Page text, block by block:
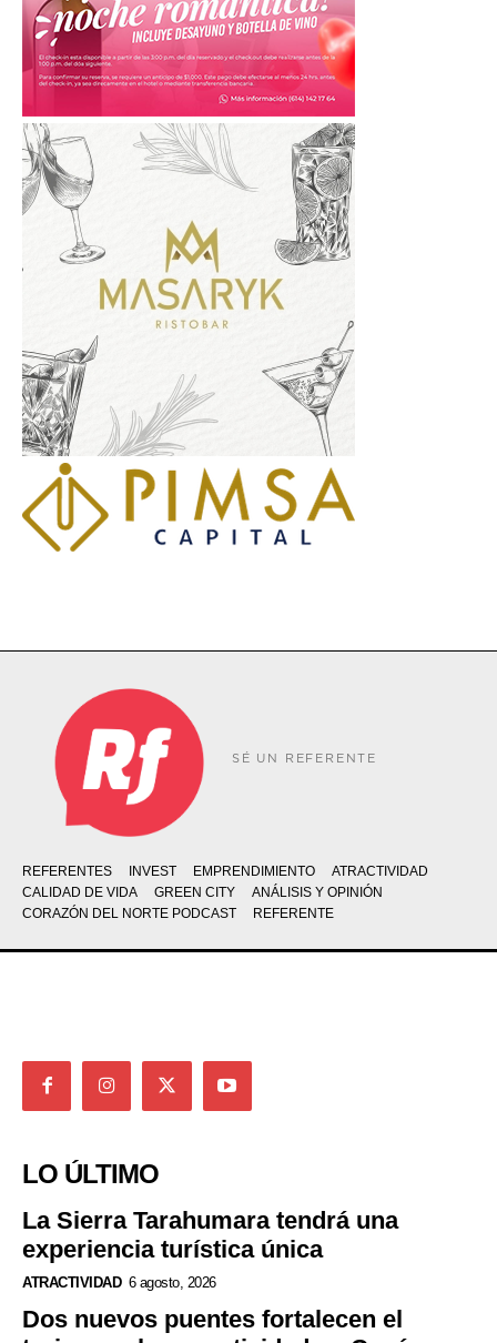
SÉ UN REFERENTE
REFERENTES INVEST EMPRENDIMIENTO
ATRACTIVIDAD
CALIDAD DE VIDA
GREEN CITY
ANÁLISIS Y OPINIÓN
CORAZÓN DEL NORTE PODCAST
REFERENTE
LO ÚLTIMO
La Sierra Tarahumara tendrá una
experiencia turística única
ATRACTIVIDAD 6 agosto, 2026
Dos nuevos puentes fortalecen el